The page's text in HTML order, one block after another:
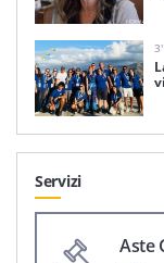
3'
Servizi
Aste